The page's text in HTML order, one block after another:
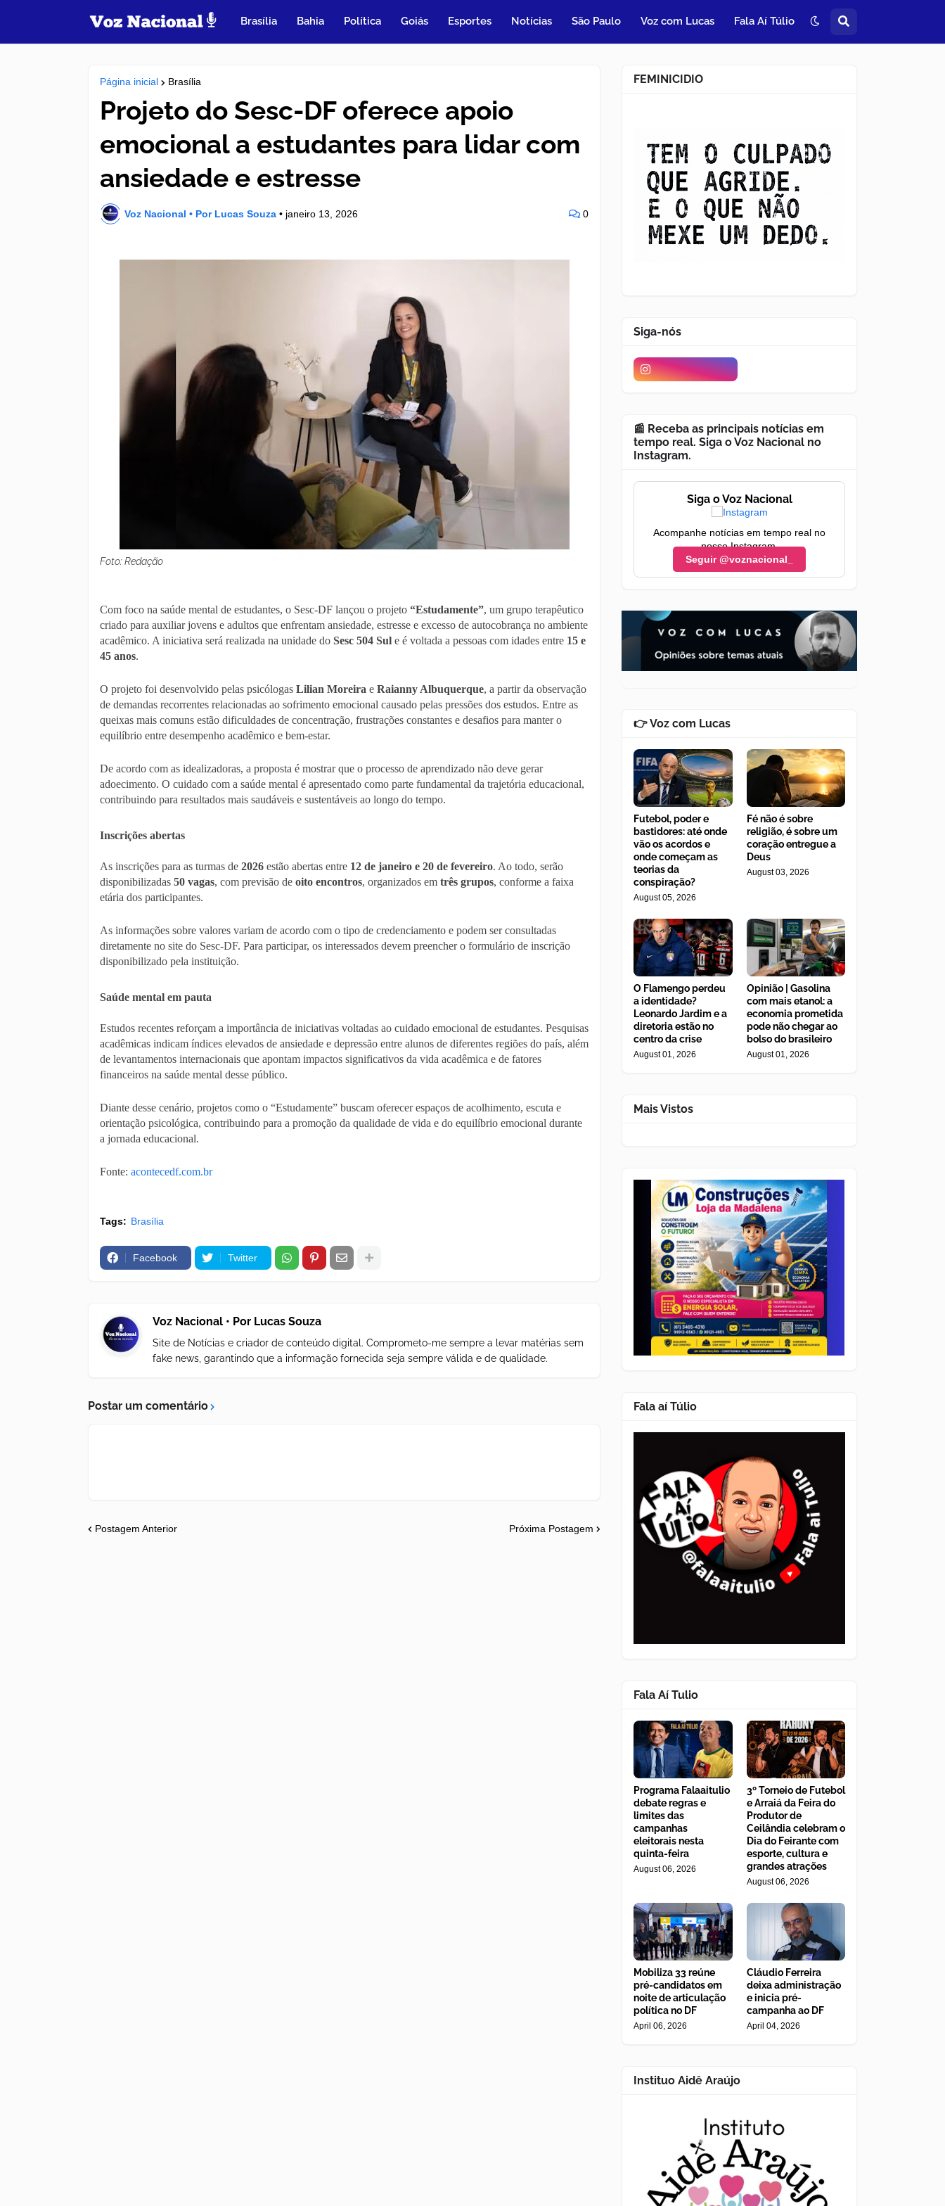
Brasília Bahia Política Goiás Esportes Notícias São Paulo Voz com Lucas Fala Aí Túlio
Página inicial Brasília
Projeto do Sesc-DF oferece apoio
emocional a estudantes para lidar com
ansiedade e estresse
Voz Nacional • Por Lucas Souza • janeiro 13, 2026 0
Foto: Redação
Com foco na saúde mental de estudantes, o Sesc-DF lançou o projeto “Estudamente”, um grupo terapêutico
criado para auxiliar jovens e adultos que enfrentam ansiedade, estresse e excesso de autocobrança no ambiente
acadêmico. A iniciativa será realizada na unidade do Sesc 504 Sul e é voltada a pessoas com idades entre 15 e
45 anos.
O projeto foi desenvolvido pelas psicólogas Lilian Moreira e Raianny Albuquerque, a partir da observação
de demandas recorrentes relacionadas ao sofrimento emocional causado pelas pressões dos estudos. Entre as
queixas mais comuns estão dificuldades de concentração, frustrações constantes e desafios para manter o
equilíbrio entre desempenho acadêmico e bem-estar.
De acordo com as idealizadoras, a proposta é mostrar que o processo de aprendizado não deve gerar
adoecimento. O cuidado com a saúde mental é apresentado como parte fundamental da trajetória educacional,
contribuindo para resultados mais saudáveis e sustentáveis ao longo do tempo.
Inscrições abertas
As inscrições para as turmas de 2026 estão abertas entre 12 de janeiro e 20 de fevereiro. Ao todo, serão
disponibilizadas 50 vagas, com previsão de oito encontros, organizados em três grupos, conforme a faixa
etária dos participantes.
As informações sobre valores variam de acordo com o tipo de credenciamento e podem ser consultadas
diretamente no site do Sesc-DF. Para participar, os interessados devem preencher o formulário de inscrição
disponibilizado pela instituição.
Saúde mental em pauta
Estudos recentes reforçam a importância de iniciativas voltadas ao cuidado emocional de estudantes. Pesquisas
acadêmicas indicam índices elevados de ansiedade e depressão entre alunos de diferentes regiões do país, além
de levantamentos internacionais que apontam impactos significativos da vida acadêmica e de fatores
financeiros na saúde mental desse público.
Diante desse cenário, projetos como o “Estudamente” buscam oferecer espaços de acolhimento, escuta e
orientação psicológica, contribuindo para a promoção da qualidade de vida e do equilíbrio emocional durante
a jornada educacional.
Fonte: acontecedf.com.br
Tags: Brasília
Facebook Twitter
Voz Nacional • Por Lucas Souza
Site de Notícias e criador de conteúdo digital. Comprometo-me sempre a levar matérias sem
fake news, garantindo que a informação fornecida seja sempre válida e de qualidade.
Postar um comentário
Postagem Anterior Próxima Postagem
FEMINICIDIO
Siga-nós
📰 Receba as principais notícias em
tempo real. Siga o Voz Nacional no
Instagram.
Siga o Voz Nacional
Acompanhe notícias em tempo real no
nosso Instagram.
Seguir @voznacional_
👉 Voz com Lucas
Futebol, poder e
bastidores: até onde
vão os acordos e
onde começam as
teorias da
conspiração?
August 05, 2026
Fé não é sobre
religião, é sobre um
coração entregue a
Deus
August 03, 2026
O Flamengo perdeu
a identidade?
Leonardo Jardim e a
diretoria estão no
centro da crise
August 01, 2026
Opinião | Gasolina
com mais etanol: a
economia prometida
pode não chegar ao
bolso do brasileiro
August 01, 2026
Mais Vistos
Fala aí Túlio
Fala Aí Tulio
Programa Falaaitulio
debate regras e
limites das
campanhas
eleitorais nesta
quinta-feira
August 06, 2026
3º Torneio de Futebol
e Arraiá da Feira do
Produtor de
Ceilândia celebram o
Dia do Feirante com
esporte, cultura e
grandes atrações
August 06, 2026
Mobiliza 33 reúne
pré-candidatos em
noite de articulação
política no DF
April 06, 2026
Cláudio Ferreira
deixa administração
e inicia pré-
campanha ao DF
April 04, 2026
Instituo Aidê Araújo